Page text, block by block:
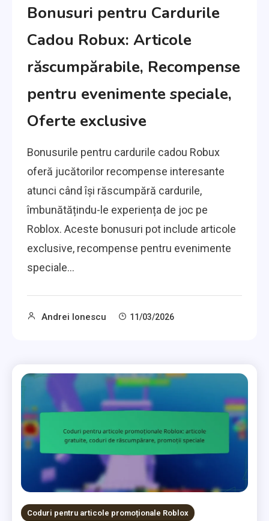
Bonusuri pentru Cardurile
Cadou Robux: Articole
răscumpărabile, Recompense
pentru evenimente speciale,
Oferte exclusive
Bonusurile pentru cardurile cadou Robux
oferă jucătorilor recompense interesante
atunci când își răscumpără cardurile,
îmbunătățindu-le experiența de joc pe
Roblox. Aceste bonusuri pot include articole
exclusive, recompense pentru evenimente
speciale…
Andrei Ionescu 11/03/2026
Coduri pentru articole promoționale Roblox